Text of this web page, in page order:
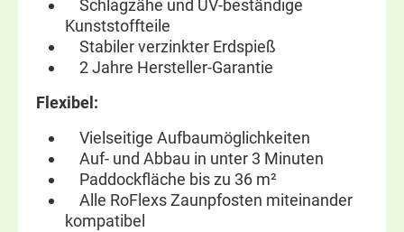
Schlagzähe und UV-beständige
Kunststoffteile
Stabiler verzinkter Erdspieß
2 Jahre Hersteller-Garantie
Flexibel:
Vielseitige Aufbaumöglichkeiten
Auf- und Abbau in unter 3 Minuten
Paddockfläche bis zu 36 m²
Alle RoFlexs Zaunpfosten miteinander
kompatibel